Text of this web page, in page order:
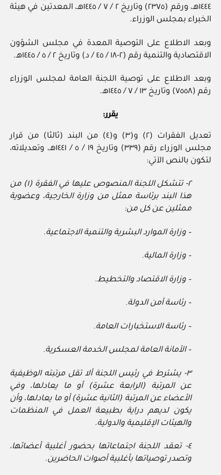
١٤٤٤هـ، ورقم (٢٣٧٥) وتاريخ ٢ / ٧ / ١٤٤٥هـ، المعدتين في هيئة
الخبراء بمجلس الوزراء.
وبعد الاطلاع على التوصية المعدة في مجلس الشؤون
الاقتصادية والتنمية رقم (٢-١٨ / ٤٥ / د) وتاريخ ٢ / ٥ / ١٤٤٥هـ.
وبعد الاطلاع على توصية اللجنة العامة لمجلس الوزراء
رقم (٧٥٥٨) وتاريخ ١٣ / ٧ / ١٤٤٥هـ.
يقرر:
تعديل الفقرات (٢) و(٣) و(٤) من البند (ثالثا) من قرار
مجلس الوزراء رقم (٣٣٩) وتاريخ ١٩ / ٥ / ١٤٤١هـ، وتعديلاته،
لتكون بالنص الآتي:
٢- تتشكل اللجنة المنصوص عليها في الفقرة (١) من
هذا البند برئاسة ممثل من وزارة الخارجية، وعضوية
ممثلين عن كل من:
– وزارة الموارد البشرية والتنمية الاجتماعية.
– وزارة المالية.
– وزارة الاقتصاد والتخطيط.
– رئاسة أمن الدولة.
– رئاسة الاستخبارات العامة.
– الأمانة العامة لمجلس الخدمة العسكرية.
٣- يشترط في رئيس اللجنة ألا تقل مرتبته الوظيفية
عن المرتبة (الرابعة عشرة) أو ما يعادلها، وفي
الأعضاء عن المرتبة (الثانية عشرة) أو ما يعادلها، وأن
يكون لديهم دراية بطبيعة العمل في المنظمات
والهيئات الإقليمية والدولية.
٤- تعقد اللجنة اجتماعاتها بحضور أغلبية أعضائها،
وتصدر توصياتها بأغلبية أصوات الحاضرين.